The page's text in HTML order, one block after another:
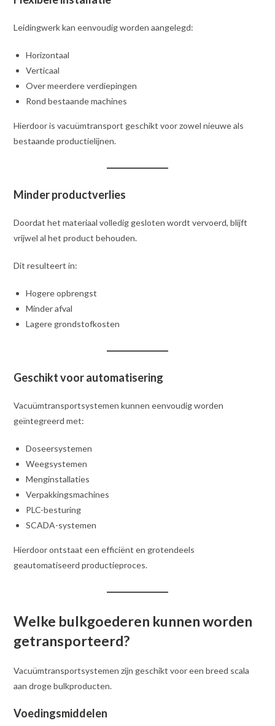
Leidingwerk kan eenvoudig worden aangelegd:
Horizontaal
Verticaal
Over meerdere verdiepingen
Rond bestaande machines
Hierdoor is vacuümtransport geschikt voor zowel nieuwe als
bestaande productielijnen.
Minder productverlies
Doordat het materiaal volledig gesloten wordt vervoerd, blijft
vrijwel al het product behouden.
Dit resulteert in:
Hogere opbrengst
Minder afval
Lagere grondstofkosten
Geschikt voor automatisering
Vacuümtransportsystemen kunnen eenvoudig worden
geïntegreerd met:
Doseersystemen
Weegsystemen
Menginstallaties
Verpakkingsmachines
PLC-besturing
SCADA-systemen
Hierdoor ontstaat een efficiënt en grotendeels
geautomatiseerd productieproces.
Welke bulkgoederen kunnen worden
getransporteerd?
Vacuümtransportsystemen zijn geschikt voor een breed scala
aan droge bulkproducten.
Voedingsmiddelen